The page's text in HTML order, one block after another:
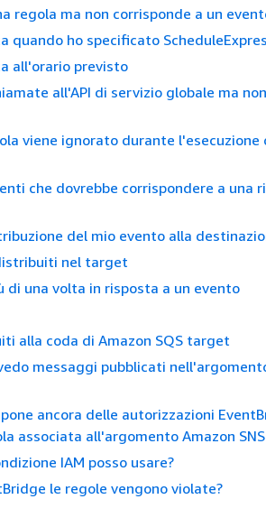
regola ma non corrisponde a un
quando ho specificato
all'orario previsto
all'API di servizio globale ma
viene ignorato durante l'esecuzione
che dovrebbe corrispondere a una
del mio evento alla
nel target
una volta in risposta a un evento
alla coda di Amazon SQS target
messaggi pubblicati
ancora delle autorizzazioni
associata all'argomento Amazon SNS
IAM posso usare?
le regole vengono violate?